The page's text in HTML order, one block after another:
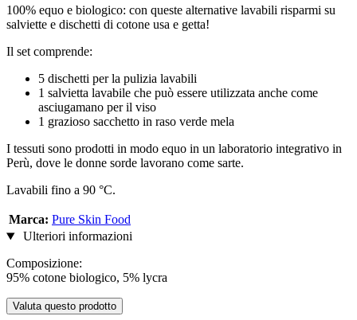
100% equo e biologico: con queste alternative lavabili risparmi su
salviette e dischetti di cotone usa e getta!
Il set comprende:
5 dischetti per la pulizia lavabili
1 salvietta lavabile che può essere utilizzata anche come
asciugamano per il viso
1 grazioso sacchetto in raso verde mela
I tessuti sono prodotti in modo equo in un laboratorio integrativo in
Perù, dove le donne sorde lavorano come sarte.
Lavabili fino a 90 °C.
Marca: Pure Skin Food
Ulteriori informazioni
Composizione:
95% cotone biologico, 5% lycra
Valuta questo prodotto